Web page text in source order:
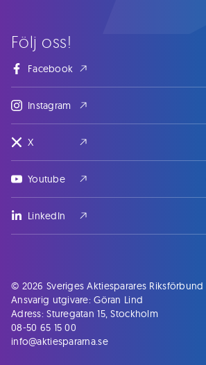
Följ oss!
Facebook
Instagram
X
Youtube
LinkedIn
© 2026 Sveriges Aktiesparares Riksförbund
Ansvarig utgivare: Göran Lind
Adress: Sturegatan 15, Stockholm
08-50 65 15 00
info@aktiespararna.se